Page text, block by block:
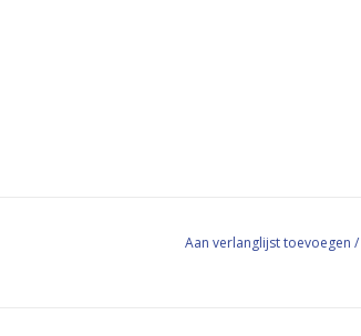
Aan verlanglijst toevoegen /